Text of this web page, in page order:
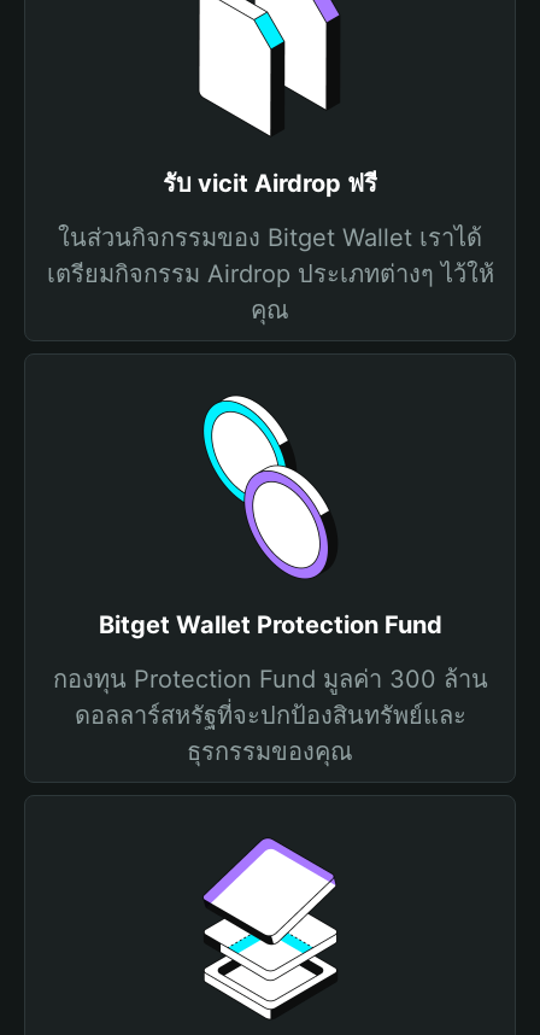
รับ vicit Airdrop ฟรี
ในส่วนกิจกรรมของ Bitget Wallet เราได้
เตรียมกิจกรรม Airdrop ประเภทต่างๆ ไว้ให้
คุณ
Bitget Wallet Protection Fund
กองทุน Protection Fund มูลค่า 300 ล้าน
ดอลลาร์สหรัฐที่จะปกป้องสินทรัพย์และ
ธุรกรรมของคุณ